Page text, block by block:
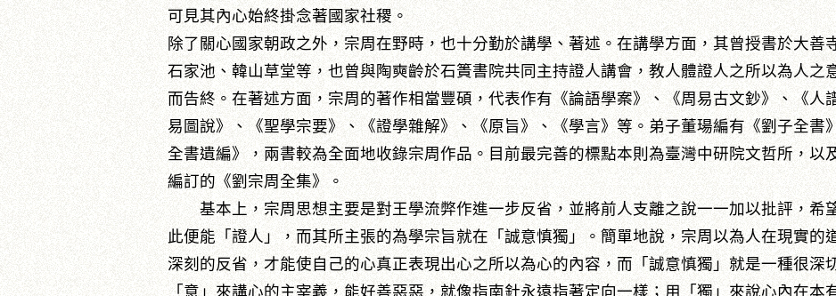
可見其內心始終掛念著國家社稷。
除了關心國家朝政之外，宗周在野時，也十分勤於講學、著述。在講學方面，其曾授書於大善
石家池、韓山草堂等，也曾與陶奭齡於石簣書院共同主持證人講會，教人體證人之所以為人之
而告終。在著述方面，宗周的著作相當豐碩，代表作有《論語學案》、《周易古文鈔》、《人
易圖說》、《聖學宗要》、《證學雜解》、《原旨》、《學言》等。弟子董瑒編有《劉子全書
全書遺編》，兩書較為全面地收錄宗周作品。目前最完善的標點本則為臺灣中研院文哲所，以
編訂的《劉宗周全集》。
基本上，宗周思想主要是對王學流弊作進一步反省，並將前人支離之說一一加以批評，希
此便能「證人」，而其所主張的為學宗旨就在「誠意慎獨」。簡單地說，宗周以為人在現實的
深刻的反省，才能使自己的心真正表現出心之所以為心的內容，而「誠意慎獨」就是一種很深
「意」來講心的主宰義，能好善惡惡，就像指南針永遠指著定向一樣；用「獨」來說心內在本